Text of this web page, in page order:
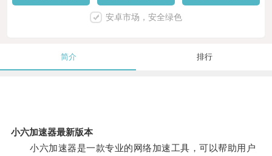
安卓市场，安全绿色
简介 排行
小六加速器最新版本
小六加速器是一款专业的网络加速工具，可以帮助用户